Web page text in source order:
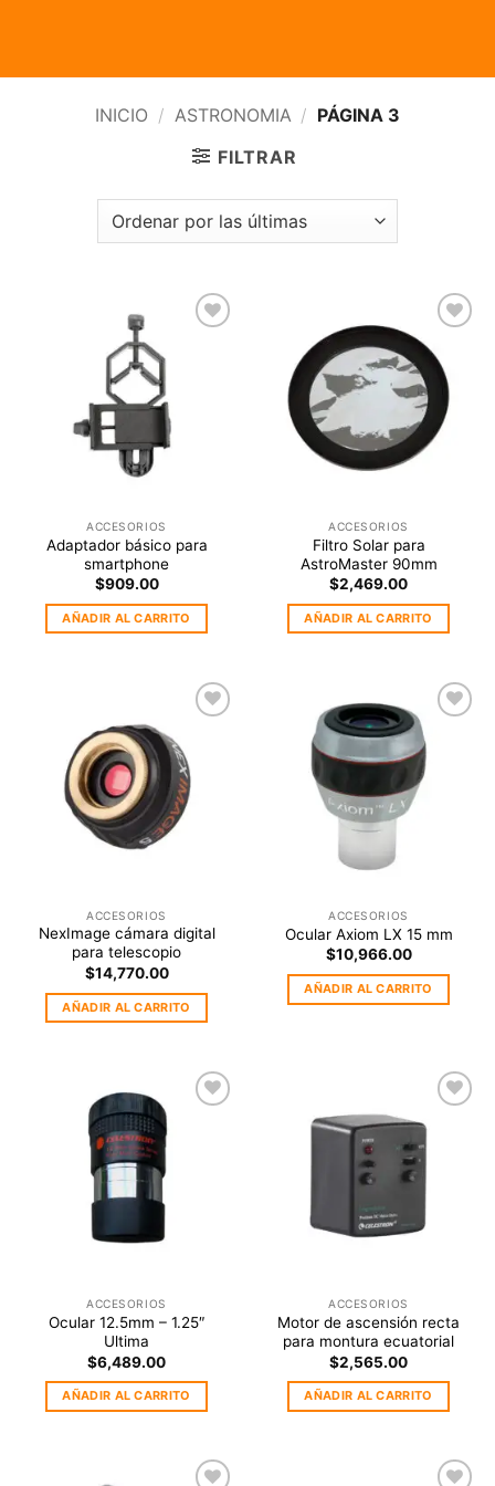
INICIO / ASTRONOMIA / PÁGINA 3
FILTRAR
ACCESORIOS
Adaptador básico para
smartphone
$909.00
AÑADIR AL CARRITO
Agregar
a la
Lista de
deseos
ACCESORIOS
Filtro Solar para
AstroMaster 90mm
$2,469.00
AÑADIR AL CARRITO
Lista de
deseos
ACCESORIOS
NexImage cámara digital
para telescopio
$14,770.00
AÑADIR AL CARRITO
Agregar
Lista de
deseos
ACCESORIOS
Ocular Axiom LX 15 mm
$10,966.00
AÑADIR AL CARRITO
ACCESORIOS
Ocular 12.5mm – 1.25″
Ultima
$6,489.00
AÑADIR AL CARRITO
Agregar
Lista de
ACCESORIOS
Motor de ascensión recta
para montura ecuatorial
$2,565.00
AÑADIR AL CARRITO